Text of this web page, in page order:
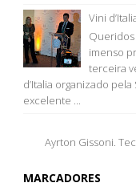
Vini
Queridos
imenso
terceira
d’Italia organizado
excelente ...
Ayrton Gissoni.
MARCADORES